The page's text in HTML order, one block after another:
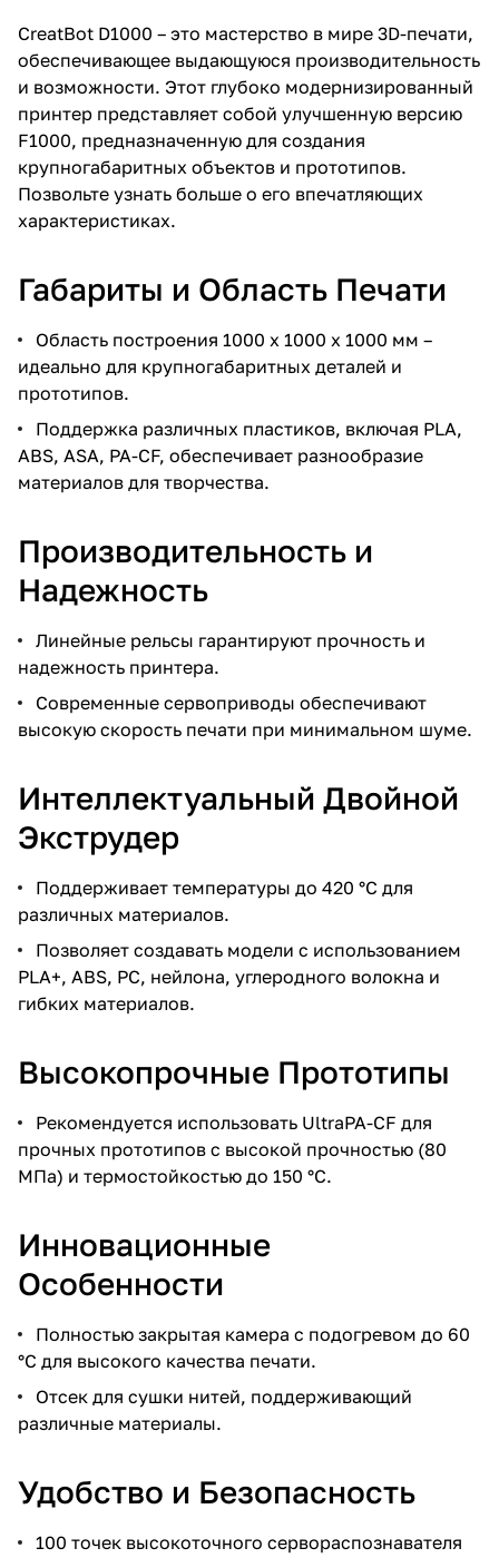
CreatBot D1000 – это мастерство в мире 3D-печати,
обеспечивающее выдающуюся производительность
и возможности. Этот глубоко модернизированный
принтер представляет собой улучшенную версию
F1000, предназначенную для создания
крупногабаритных объектов и прототипов.
Позвольте узнать больше о его впечатляющих
характеристиках.
Габариты и Область Печати
Область построения 1000 х 1000 х 1000 мм –
идеально для крупногабаритных деталей и
прототипов.
Поддержка различных пластиков, включая PLA,
ABS, ASA, PA-CF, обеспечивает разнообразие
материалов для творчества.
Производительность и
Надежность
Линейные рельсы гарантируют прочность и
надежность принтера.
Современные сервоприводы обеспечивают
высокую скорость печати при минимальном шуме.
Интеллектуальный Двойной
Экструдер
Поддерживает температуры до 420 °C для
различных материалов.
Позволяет создавать модели с использованием
PLA+, ABS, PC, нейлона, углеродного волокна и
гибких материалов.
Высокопрочные Прототипы
Рекомендуется использовать UltraPA-CF для
прочных прототипов с высокой прочностью (80
МПа) и термостойкостью до 150 °C.
Инновационные
Особенности
Полностью закрытая камера с подогревом до 60
°C для высокого качества печати.
Отсек для сушки нитей, поддерживающий
различные материалы.
Удобство и Безопасность
100 точек высокоточного сервораспознавателя